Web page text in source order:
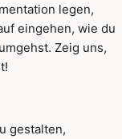
legen,
eingehen, wie du
Zeig uns,
gestalten,